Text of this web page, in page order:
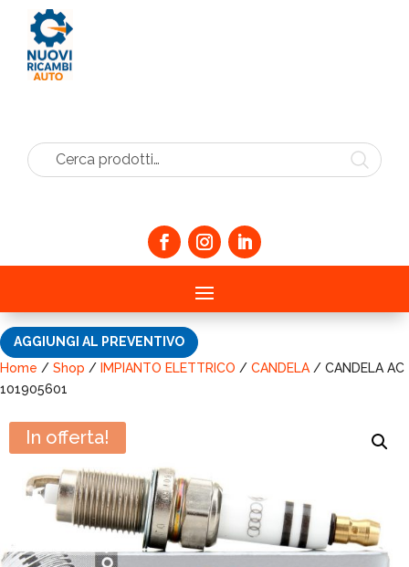
Cerca prodotti…
AGGIUNGI AL PREVENTIVO
Home / Shop / IMPIANTO ELETTRICO / CANDELA / CANDELA AC
101905601
In offerta!